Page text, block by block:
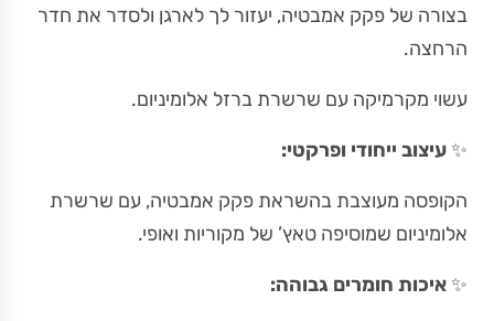
בצורה של פקק אמבטיה, יעזור לך לארגן ולסדר את חדר
הרחצה.
עשוי מקרמיקה עם שרשרת ברזל אלומיניום.
✨עיצוב ייחודי ופרקטי:
הקופסה מעוצבת בהשראת פקק אמבטיה, עם שרשרת
אלומיניום שמוסיפה טאץ’ של מקוריות ואופי.
✨איכות חומרים גבוהה: